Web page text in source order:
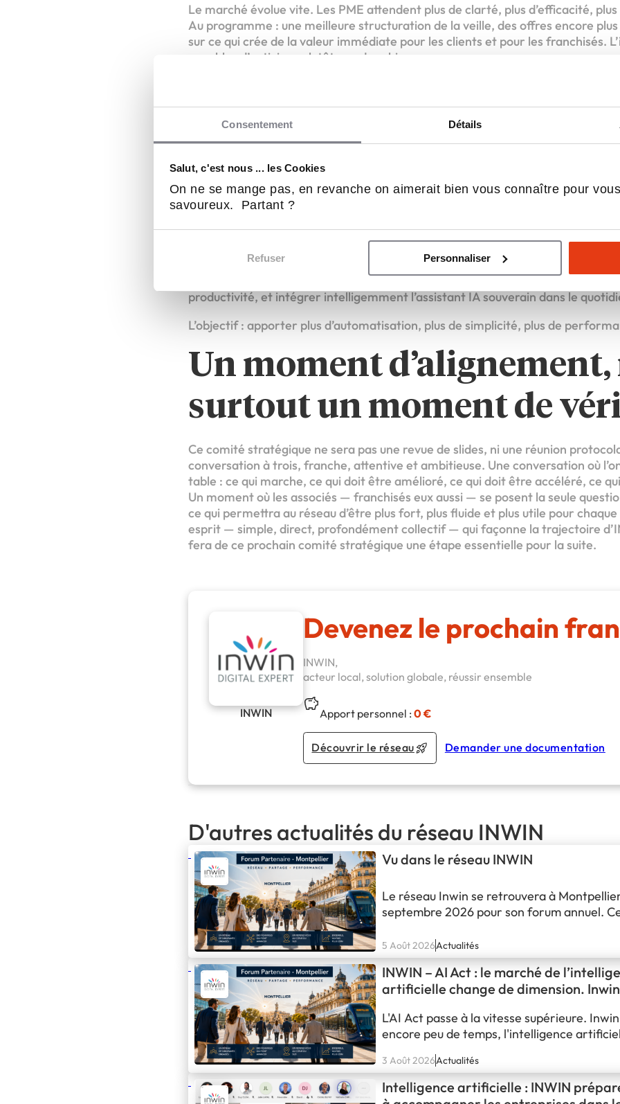
Consentement Détails
Salut, c'est nous ... les Cookies
On ne se mange pas, en revanche on aimerait bien vous connaître pour
savoureux. Partant ?
Refuser Personnaliser
Le marché évolue vite. Les PME attendent plus de clarté, plus d’efficacité,
Au programme : une meilleure structuration de la veille, des offres encore
sur ce qui crée de la valeur immédiate pour les clients et pour les franchisés.
capables d’anticiper plutôt que de subir.
franchisés
Un réseau fonctionne bien quand chacun sait : ce qui est décidé au niveau
Non pour rigidifier, mais pour rendre les choses plus lisibles. Moins
dispersion. Plus de confort pour tout le monde.
d’un CTO dédié, déjà pleinement opérationnel. Le comité stratégique visera
dans le support technique réseau, clarifier les priorités technologiques,
productivité, et intégrer intelligemment l’assistant IA souverain dans le
L’objectif : apporter plus d’automatisation, plus de simplicité, plus de
Un moment d’alignement,
surtout un moment de
Ce comité stratégique ne sera pas une revue de slides, ni une réunion
conversation à trois, franche, attentive et ambitieuse. Une conversation où
table : ce qui marche, ce qui doit être amélioré, ce qui doit être accéléré, ce
Un moment où les associés — franchisés eux aussi — se posent la seule
ce qui permettra au réseau d’être plus fort, plus fluide et plus utile pour chaque
esprit — simple, direct, profondément collectif — qui façonne la trajectoire
fera de ce prochain comité stratégique une étape essentielle pour la suite.
INWIN
Devenez le prochain
INWIN,
acteur local, solution globale, réussir ensemble
Apport personnel : 0 €
Découvrir le réseau Demander une documentation
D'autres actualités du réseau INWIN
Vu dans le réseau INWIN
Le réseau Inwin se retrouvera à Montpellier
septembre 2026 pour son forum annuel.
Pendant trois jours, les franchisés
retours terrain, partageront les bonnes
observées d’une agence à l’autre et
5 Août 2026Actualités
INWIN – AI Act : le marché de
artificielle change de dimension.
L'AI Act passe à la vitesse supérieure.
encore peu de temps, l'intelligence
générait quelques textes. On bricolait une
automatisation. On demandait à un
curieux de « regarder ce qu'on pourrait…
3 Août 2026Actualités
Intelligence artificielle : INWIN